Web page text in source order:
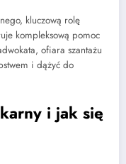
kluczową rolę
kompleksową pomoc
ofiara szantażu
i dążyć do
i jak się